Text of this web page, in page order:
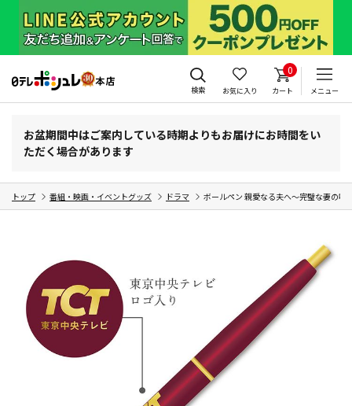
検索 お気に入り
0
カート メニュー
お盆期間中はご案内している時期よりもお届けにお時間をい
ただく場合があります
トップ 番組・映画・イベントグッズ ドラマ ボールペン 親愛なる夫へ～完璧な妻の嘘